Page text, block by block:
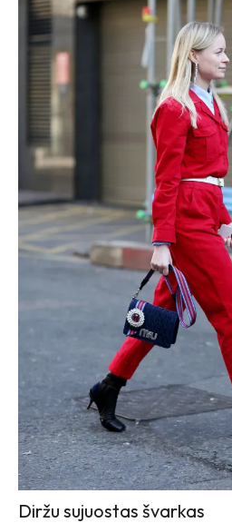
Diržu sujuostas švarkas